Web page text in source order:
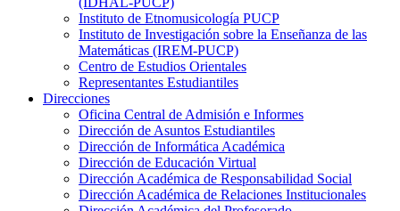
Instituto de Etnomusicología PUCP
Instituto de Investigación sobre la Enseñanza de las
Matemáticas (IREM-PUCP)
Centro de Estudios Orientales
Representantes Estudiantiles
Direcciones
Oficina Central de Admisión e Informes
Dirección de Asuntos Estudiantiles
Dirección de Informática Académica
Dirección de Educación Virtual
Dirección Académica de Responsabilidad Social
Dirección Académica de Relaciones Institucionales